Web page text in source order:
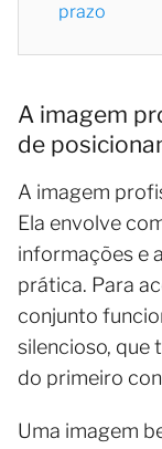
prazo
A imagem
de
A imagem
Ela envolve
informações e
prática. Para
conjunto
silencioso, que
do primeiro
Uma imagem